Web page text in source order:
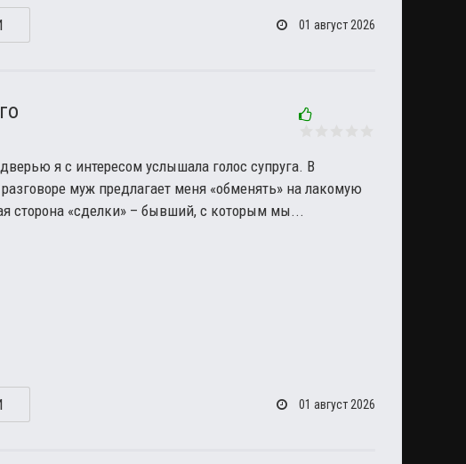
01 август 2026
я с интересом услышала голос супруга. В
муж предлагает меня «обменять» на лакомую
сторона «сделки» – бывший, с которым мы...
01 август 2026